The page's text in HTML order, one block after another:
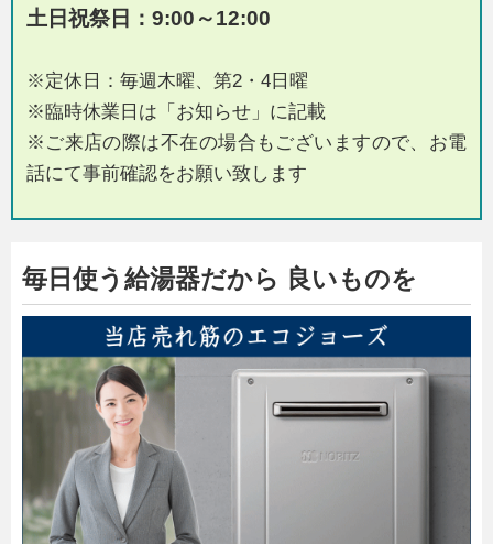
土日祝祭日：9:00～12:00
※定休日：毎週木曜、第2・4日曜
※臨時休業日は「お知らせ」に記載
※ご来店の際は不在の場合もございますので、お電
話にて事前確認をお願い致します
毎日使う給湯器だから 良いものを